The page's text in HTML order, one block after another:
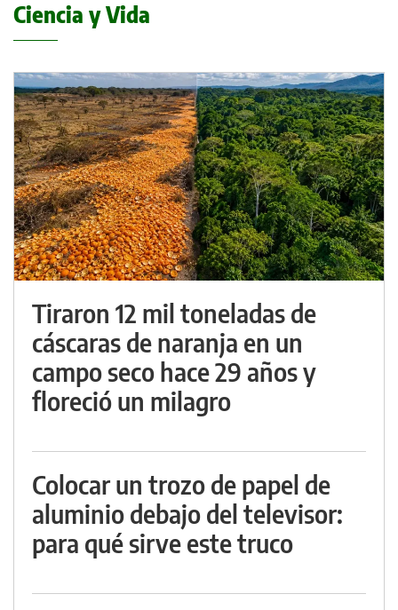
Ciencia y Vida
Tiraron 12 mil toneladas de
cáscaras de naranja en un
campo seco hace 29 años y
floreció un milagro
Colocar un trozo de papel de
aluminio debajo del televisor:
para qué sirve este truco